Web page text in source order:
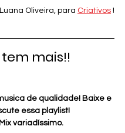
Luana Oliveira, para Criativos !
tem mais!!
de qualidade! Baixe e
essa playlist!
Mix variadíssimo.